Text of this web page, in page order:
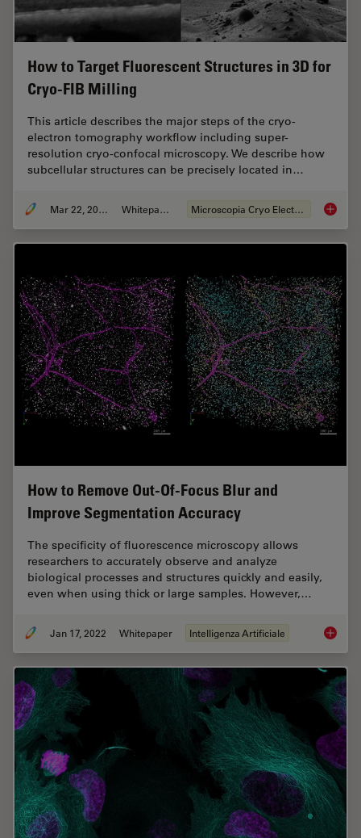
How to Target Fluorescent Structures in 3D for
Cryo-FIB Milling
This article describes the major steps of the cryo-
electron tomography workflow including super-
resolution cryo-confocal microscopy. We describe how
subcellular structures can be precisely located in…
Mar 22, 2022 Whitepaper Microscopia Cryo Electron How to
How to Remove Out-Of-Focus Blur and
Improve Segmentation Accuracy
The specificity of fluorescence microscopy allows
researchers to accurately observe and analyze
biological processes and structures quickly and easily,
even when using thick or large samples. However,…
Jan 17, 2022 Whitepaper Intelligenza Artificiale How to